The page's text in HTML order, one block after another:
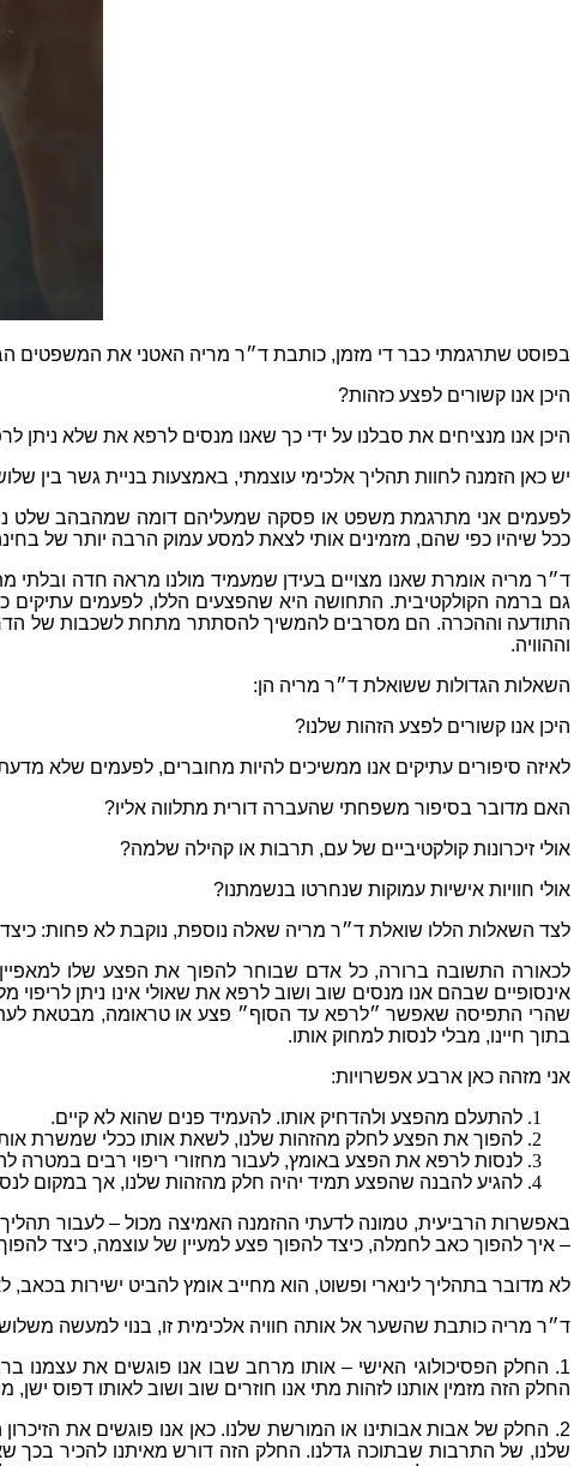
בפוסט שתרגמתי כבר די מזמן, כותבת ד״ר מריה האטני את המשפטים
היכן אנו קשורים לפצע כזהות?
היכן אנו מנציחים את סבלנו על ידי כך שאנו מנסים לרפא את שלא ניתן
יש כאן הזמנה לחוות תהליך אלכימי עוצמתי, באמצעות בניית גשר בין
לפעמים אני מתרגמת משפט או פסקה שמעליהם דומה שמהבהב שלט
ככל שיהיו כפי שהם, מזמינים אותי לצאת למסע עמוק הרבה יותר של
ד״ר מריה אומרת שאנו מצויים בעידן שמעמיד מולנו מראה חדה ובלתי
גם ברמה הקולקטיבית. התחושה היא שהפצעים הללו,לפעמים עתיקים
התודעה וההכרה. הם מסרבים להמשיך להסתתר מתחת לשכבות של
וההוויה.
השאלות הגדולות ששואלת ד״ר מריה הן:
היכן אנו קשורים לפצע הזהות שלנו?
לאיזה סיפורים עתיקים אנו ממשיכים להיות מחוברים, לפעמים שלא
האם מדובר בסיפור משפחתי שהעברה דורית מתלווה אליו?
אולי זיכרונות קולקטיביים של עם, תרבות או קהילה שלמה?
אולי חוויות אישיות עמוקות שנחרטו בנשמתנו?
לצד השאלות הללו שואלת ד״ר מריה שאלה נוספת, נוקבת לא פחות:
לכאורה התשובה ברורה,כל אדם שבוחר להפוך את הפצע שלו
אינסופיים שבהם אנו מנסים שוב ושוב לרפא את שאולי אינו ניתן לריפוי
שהרי התפיסה שאפשר ״לרפא עד הסוף״ פצע או טראומה, מבטאת
בתוך חיינו, מבלי לנסות למחוק אותו.
אני מזהה כאן ארבע אפשרויות:
להתעלם מהפצע ולהדחיק אותו. להעמיד פנים שהוא לא קיים.
להפוך את הפצע לחלק מהזהות שלנו, לשאת אותו ככלי שמשרת
לנסות לרפא את הפצע באומץ, לעבור מחזורי ריפוי רבים במטרה
להגיע להבנה שהפצע תמיד יהיה חלק מהזהות שלנו, אך במקום
באפשרות הרביעית, טמונה לדעתי ההזמנה האמיצה מכול–לעבור
– איך להפוך כאב לחמלה, כיצד להפוך פצע למעיין של עוצמה, כיצד
לא מדובר בתהליך לינארי ופשוט, הוא מחייב אומץ להביט ישירות בכאב,
ד״ר מריה כותבת שהשער אל אותה חוויה אלכימית זו, בנוי למעשה
1.
החלק הפסיכולוגי האישי – אותו מרחב שבו אנו פוגשים את עצמנו
החלק הזה מזמין אותנו לזהות מתי אנו חוזרים שוב ושוב לאותו דפוס ישן,
2.
החלק של אבות אבותינו או המורשת שלנו.כאן אנו פוגשים את הזיכרון
שלנו, של התרבות שבתוכה גדלנו. החלק הזה דורש מאיתנו להכיר בכך